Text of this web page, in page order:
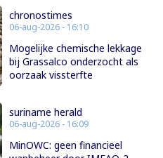
chronostimes
06-aug-2026 - 16:10
Mogelijke chemische lekkage
bij Grassalco onderzocht als
oorzaak vissterfte
suriname herald
06-aug-2026 - 16:09
MinOWC: geen financieel